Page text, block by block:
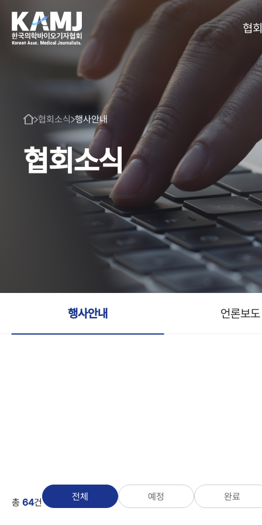
협
협회소식 행사안내
협회소식
행사안내 언론보도
총 64건
전체 예정 완료